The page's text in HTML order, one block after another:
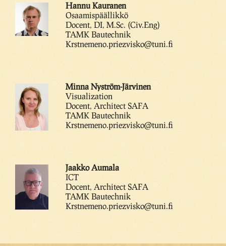
Hannu Kauranen
Osaamispäällikkö
Docent, DI, M.Sc. (Civ.Eng)
TAMK Bautechnik
Krstnemeno.priezvisko@tuni.fi
Minna Nyström-Järvinen
Visualization
Docent, Architect SAFA
TAMK Bautechnik
Krstnemeno.priezvisko@tuni.fi
Jaakko Aumala
ICT
Docent, Architect SAFA
TAMK Bautechnik
Krstnemeno.priezvisko@tuni.fi